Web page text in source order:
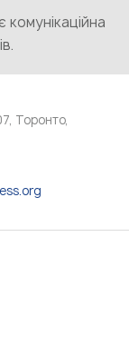
комунікаційна
Торонто,